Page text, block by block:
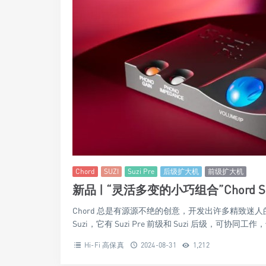
Chord SUZI Suzi Pre 后级扩大机 前级扩大机
新品 | “灵活多变的小巧组合”Chord
Chord 总是有源源不绝的创意，开发出许多精致迷
Suzi，它有 Suzi Pre 前级和 Suzi 后级，可协同工作
Hi-Fi 高保真 2024-08-31 1,212